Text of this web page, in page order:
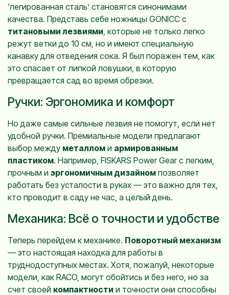
‘легированная сталь’ становятся синонимами
качества. Представь себе ножницы GONICC с
титановыми лезвиями, которые не только легко
режут ветки до 10 см, но и имеют специальную
канавку для отведения сока. Я был поражен тем, как
это спасает от липкой ловушки, в которую
превращается сад во время обрезки.
Ручки: Эргономика и комфорт
Но даже самые сильные лезвия не помогут, если нет
удобной ручки. Премиальные модели предлагают
выбор между металлом и армированным
пластиком. Например, FISKARS Power Gear с легким,
прочным и эргономичным дизайном позволяет
работать без усталости в руках — это важно для тех,
кто проводит в саду не час, а целый день.
Механика: Всё о точности и удобстве
Теперь перейдем к механике. Поворотный механизм
— это настоящая находка для работы в
труднодоступных местах. Хотя, пожалуй, некоторые
модели, как RACO, могут обойтись и без него, но за
счет своей компактности и точности они способны